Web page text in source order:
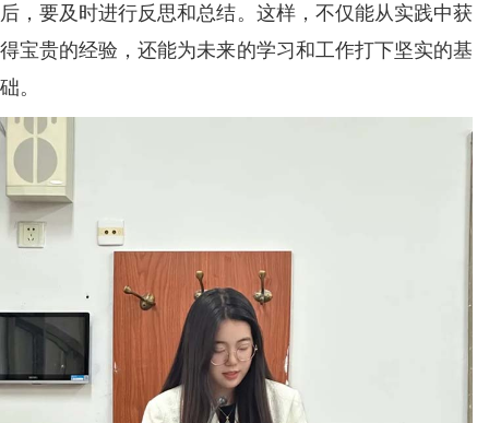
后，要及时进行反思和总结。这样，不仅能从实践中获
得宝贵的经验，还能为未来的学习和工作打下坚实的基
础。